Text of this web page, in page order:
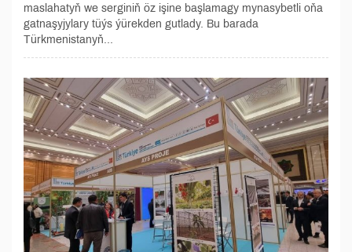
maslahatyň we serginiň öz işine başlamagy mynasybetli oňa
gatnaşyjylary tüýs ýürekden gutlady. Bu barada
Türkmenistanyň...